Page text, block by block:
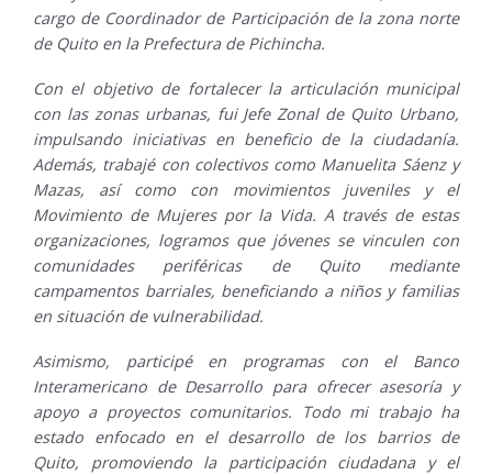
cargo de Coordinador de Participación de la zona norte
de Quito en la Prefectura de Pichincha.
Con el objetivo de fortalecer la articulación municipal
con las zonas urbanas, fui Jefe Zonal de Quito Urbano,
impulsando iniciativas en beneficio de la ciudadanía.
Además, trabajé con colectivos como Manuelita Sáenz y
Mazas, así como con movimientos juveniles y el
Movimiento de Mujeres por la Vida. A través de estas
organizaciones, logramos que jóvenes se vinculen con
comunidades periféricas de Quito mediante
campamentos barriales, beneficiando a niños y familias
en situación de vulnerabilidad.
Asimismo, participé en programas con el Banco
Interamericano de Desarrollo para ofrecer asesoría y
apoyo a proyectos comunitarios. Todo mi trabajo ha
estado enfocado en el desarrollo de los barrios de
Quito, promoviendo la participación ciudadana y el